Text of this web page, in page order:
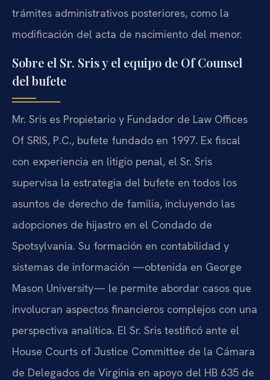
trámites administrativos posteriores, como la
modificación del acta de nacimiento del menor.
Sobre el Sr. Sris y el equipo de Of Counsel
del bufete
Mr. Sris es Propietario y Fundador de Law Offices
Of SRIS, P.C., bufete fundado en 1997. Ex fiscal
con experiencia en litigio penal, el Sr. Sris
supervisa la estrategia del bufete en todos los
asuntos de derecho de familia, incluyendo las
adopciones de hijastro en el Condado de
Spotsylvania. Su formación en contabilidad y
sistemas de información —obtenida en George
Mason University— le permite abordar casos que
involucran aspectos financieros complejos con una
perspectiva analítica. El Sr. Sris testificó ante el
House Courts of Justice Committee de la Cámara
de Delegados de Virginia en apoyo del HB 635 de